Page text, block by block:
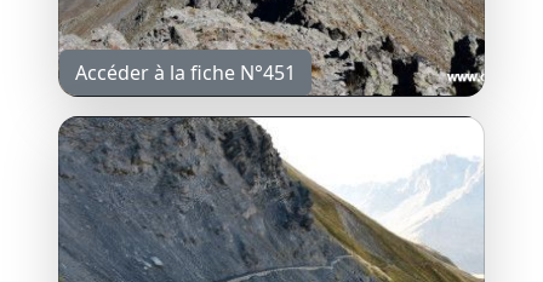
Accéder à la fiche N°451